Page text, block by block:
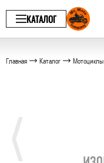
КАТАЛОГ
Главная Каталог Мотоциклы